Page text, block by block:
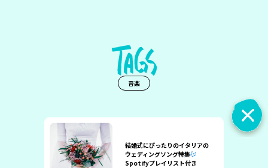
音楽
結婚式にぴったりのイタリアの
ウェディングソング特集
Spotifyプレイリスト付き